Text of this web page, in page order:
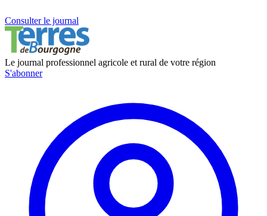
Consulter le journal
Le journal professionnel agricole et rural de votre région
S'abonner